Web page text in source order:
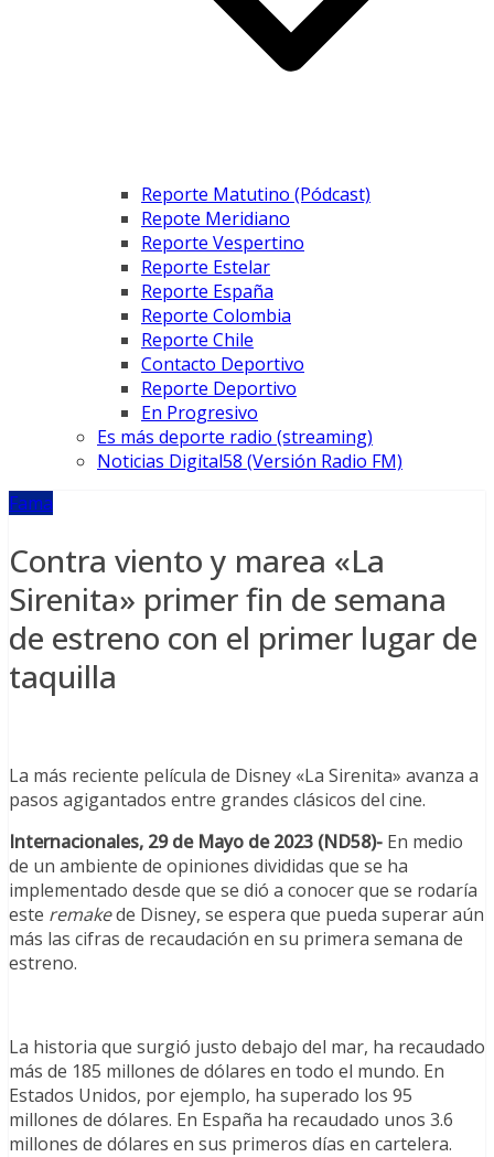
Reporte Matutino (Pódcast)
Repote Meridiano
Reporte Vespertino
Reporte Estelar
Reporte España
Reporte Colombia
Reporte Chile
Contacto Deportivo
Reporte Deportivo
En Progresivo
Es más deporte radio (streaming)
Noticias Digital58 (Versión Radio FM)
Fama
Contra viento y marea «La
Sirenita» primer fin de semana
de estreno con el primer lugar de
taquilla
La más reciente película de Disney «La Sirenita» avanza a
pasos agigantados entre grandes clásicos del cine.
Internacionales, 29 de Mayo de 2023 (ND58)- En medio
de un ambiente de opiniones divididas que se ha
implementado desde que se dió a conocer que se rodaría
este remakede Disney, se espera que pueda superar aún
más las cifras de recaudación en su primera semana de
estreno.
La historia que surgió justo debajo del mar, ha recaudado
más de 185 millones de dólares en todo el mundo. En
Estados Unidos, por ejemplo, ha superado los 95
millones de dólares. En España ha recaudado unos 3.6
millones de dólares en sus primeros días en cartelera.